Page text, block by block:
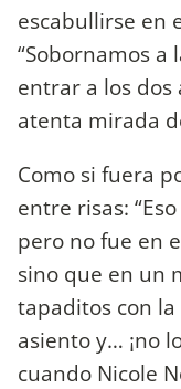
escabullirse en
“Sobornamos a
entrar a los dos
atenta mirada
Como si fuera
entre risas:
pero no fue en
sino que en un
tapaditos con
asiento y… ¡no
cuando Nicole